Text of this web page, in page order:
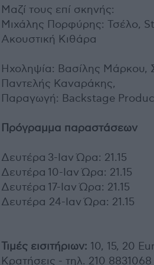
Μαζί τους επί σκηνής:
Μιχάλης Πορφύρης: Τσέλο,
Ακουστική Κιθάρα
Ηχοληψία: Βασίλης Μάρκου,
Παντελής Καναράκης,
Παραγωγή: Backstage
Πρόγραμμα παραστάσεων
Δευτέρα 3-Ιαν Ώρα: 21.15
Δευτέρα 10-Ιαν Ώρα: 21.15
Δευτέρα 17-Ιαν Ώρα: 21.15
Δευτέρα 24-Ιαν Ώρα: 21.15
Τιμές εισιτήριων: 10, 15, 20
Κρατήσεις - τηλ. 210 8831068